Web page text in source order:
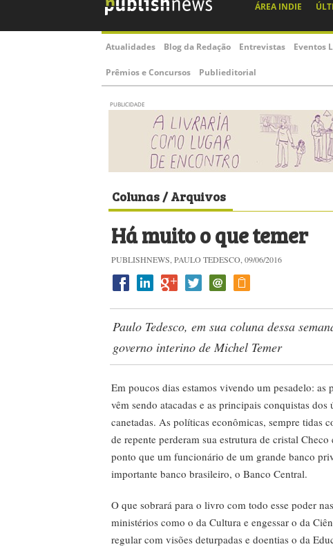
ÁREA INDIE
Atualidades Blog da Redação Entrevistas Eventos
Prêmios e Concursos Publieditorial
PUBLICIDADE
Colunas / Arquivos
Há muito o que temer
PUBLISHNEWS, PAULO TEDESCO, 09/06/2016
Paulo Tedesco, em sua coluna dessa
governo interino de Michel Temer
Em poucos dias estamos vivendo um pesadelo:
vêm sendo atacadas e as principais conquistas
canetadas. As políticas econômicas, sempre tidas
de repente perderam sua estrutura de cristal
ponto que um funcionário de um grande banco
importante banco brasileiro, o Banco Central.
O que sobrará para o livro com todo esse poder
ministérios como o da Cultura e engessar o da
regular com visões deturpadas e doentias o da